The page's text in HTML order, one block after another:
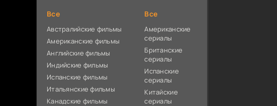
Все
Австралийские фильмы
Американские фильмы
Английские фильмы
Индийские фильмы
Испанские фильмы
Итальянские фильмы
Канадские фильмы
Все
Американские
сериалы
Британские
сериалы
Испанские
сериалы
Китайские
сериалы